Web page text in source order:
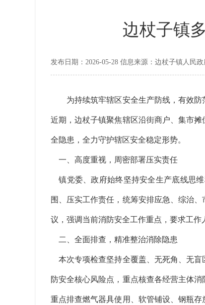
边杖子镇
发布日期：2026-05-28 信息来源：边杖子镇人民政
为持续筑牢辖区安全生产防线，有效防
近期，边杖子镇聚焦辖区沿街商户、集市
全隐患，全力守护辖区安全稳定形势。
一、高度重视，周密部署压实责任
镇党委、政府始终坚持安全生产底线思
围、压实工作责任，统筹安排应急、综治
议，强调当前消防安全工作重点，要求工
二、全面排查，精准整治消除隐患
本次专项检查坚持全覆盖、无死角、无盲
防安全核心风险点，重点核查各经营主体
重点排查燃气器具使用、软管铺设、钢瓶